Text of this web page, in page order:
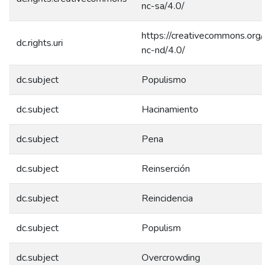
nc-sa/4.0/
dc.rights.uri
https://creativecommons.org/
nc-nd/4.0/
dc.subject Populismo
dc.subject Hacinamiento
dc.subject Pena
dc.subject Reinserción
dc.subject Reincidencia
dc.subject Populism
dc.subject Overcrowding